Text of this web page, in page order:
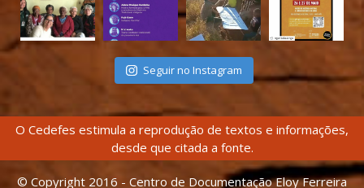
Seguir no Instagram
O Cedefes estimula a reprodução de textos e informações,
desde que citada a fonte.
© Copyright 2016 - Centro de Documentação Eloy Ferreira